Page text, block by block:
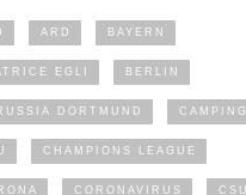
ARD BAYERN
EGLI BERLIN
DORTMUND CAMPING
CHAMPIONS LEAGUE
CORONAVIRUS CSU